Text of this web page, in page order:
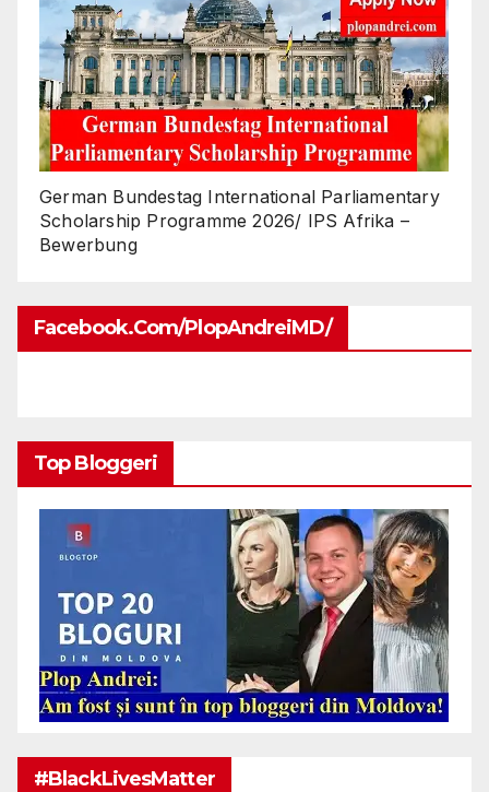
German Bundestag International Parliamentary
Scholarship Programme 2026/ IPS Afrika –
Bewerbung
Facebook.com/PlopAndreiMD/
Top Bloggeri
#BlackLivesMatter